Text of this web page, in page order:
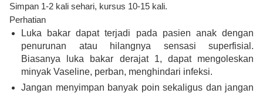
Simpan 1-2 kali sehari, kursus 10-15 kali.
Perhatian
Luka bakar dapat terjadi pada pasien anak dengan
penurunan atau hilangnya sensasi superfisial.
Biasanya luka bakar derajat 1, dapat mengoleskan
minyak Vaseline, perban, menghindari infeksi.
Jangan menyimpan banyak poin sekaligus dan jangan